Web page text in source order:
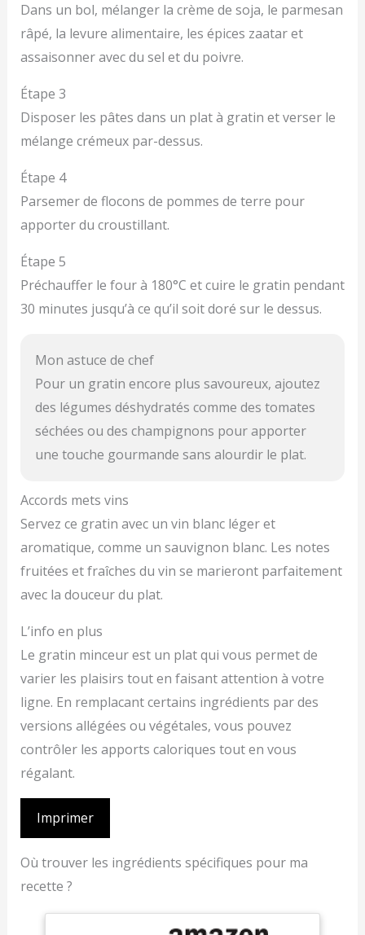
Dans un bol, mélanger la crème de soja, le parmesan
râpé, la levure alimentaire, les épices zaatar et
assaisonner avec du sel et du poivre.
Étape 3
Disposer les pâtes dans un plat à gratin et verser le
mélange crémeux par-dessus.
Étape 4
Parsemer de flocons de pommes de terre pour
apporter du croustillant.
Étape 5
Préchauffer le four à 180°C et cuire le gratin pendant
30 minutes jusqu’à ce qu’il soit doré sur le dessus.
Mon astuce de chef
Pour un gratin encore plus savoureux, ajoutez
des légumes déshydratés comme des tomates
séchées ou des champignons pour apporter
une touche gourmande sans alourdir le plat.
Accords mets vins
Servez ce gratin avec un vin blanc léger et
aromatique, comme un sauvignon blanc. Les notes
fruitées et fraîches du vin se marieront parfaitement
avec la douceur du plat.
L’info en plus
Le gratin minceur est un plat qui vous permet de
varier les plaisirs tout en faisant attention à votre
ligne. En remplacant certains ingrédients par des
versions allégées ou végétales, vous pouvez
contrôler les apports caloriques tout en vous
régalant.
Imprimer
Où trouver les ingrédients spécifiques pour ma
recette ?